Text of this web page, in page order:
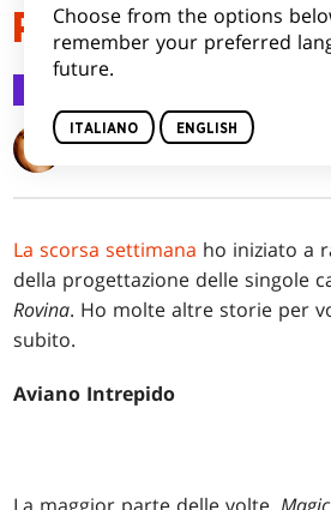
PARTE 2
Mark Rosewater
La scorsa settimana ho iniziato a
della progettazione delle singole
Rovina. Ho molte altre storie per
subito.
Aviano Intrepido
Choose from the options
remember your preferred
future.
ITALIANO ENGLISH